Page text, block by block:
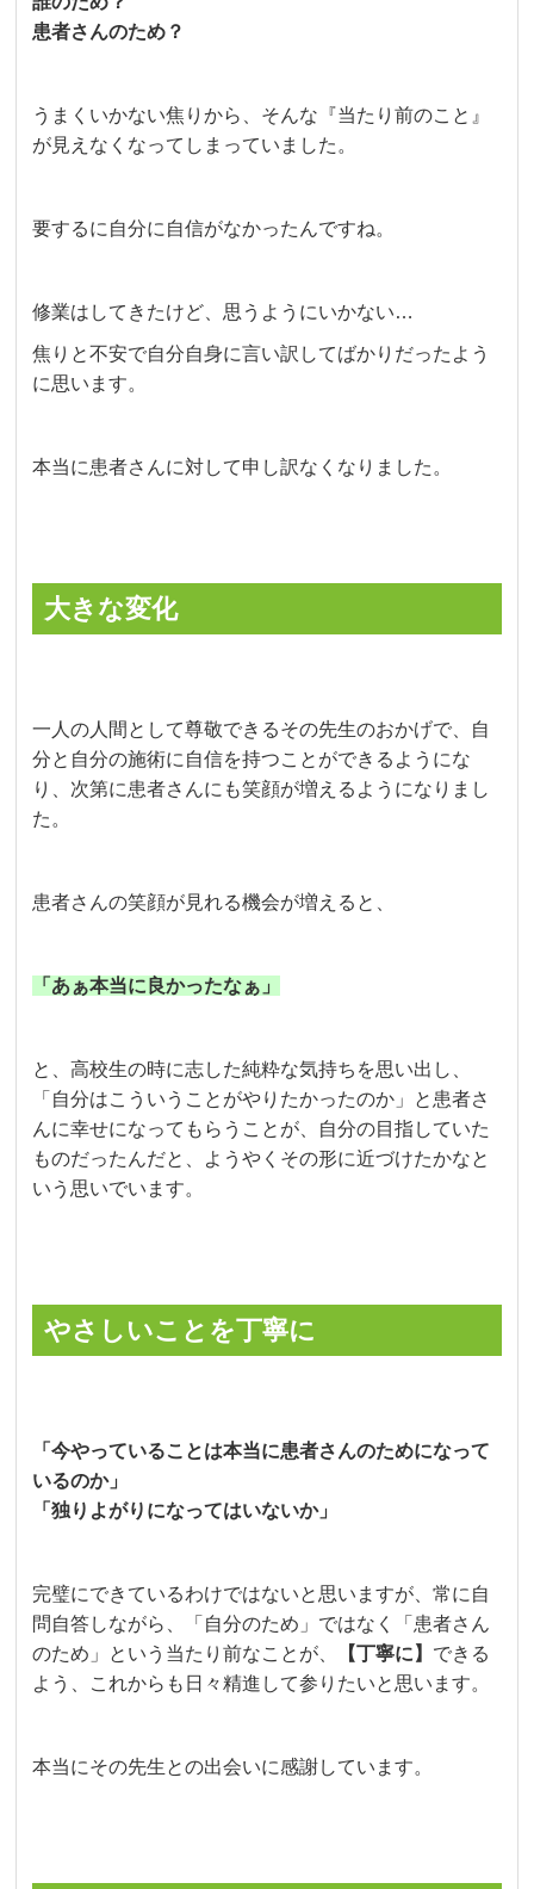
患者さんのため？
うまくいかない焦りから、そんな『当たり前のこと』
が見えなくなってしまっていました。
要するに自分に自信がなかったんですね。
修業はしてきたけど、思うようにいかない…
焦りと不安で自分自身に言い訳してばかりだったよう
に思います。
本当に患者さんに対して申し訳なくなりました。
大きな変化
一人の人間として尊敬できるその先生のおかげで、自
分と自分の施術に自信を持つことができるようにな
り、次第に患者さんにも笑顔が増えるようになりまし
た。
患者さんの笑顔が見れる機会が増えると、
「あぁ本当に良かったなぁ」
と、高校生の時に志した純粋な気持ちを思い出し、
「自分はこういうことがやりたかったのか」と患者さ
んに幸せになってもらうことが、自分の目指していた
ものだったんだと、ようやくその形に近づけたかなと
いう思いでいます。
やさしいことを丁寧に
「今やっていることは本当に患者さんのためになって
いるのか」
「独りよがりになってはいないか」
完璧にできているわけではないと思いますが、常に自
問自答しながら、「自分のため」ではなく「患者さん
のため」という当たり前なことが、
【丁寧に】 できる
よう、これからも日々精進して参りたいと思います。
本当にその先生との出会いに感謝しています。